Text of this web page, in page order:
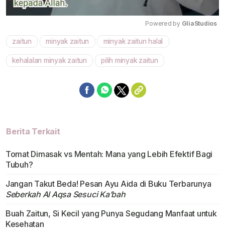
Powered by GliaStudios
zaitun minyak zaitun minyak zaitun halal
kehalalan minyak zaitun pilih minyak zaitun
Berita Terkait
Tomat Dimasak vs Mentah: Mana yang Lebih Efektif Bagi
Tubuh?
Jangan Takut Beda! Pesan Ayu Aida di Buku Terbarunya
Seberkah Al Aqsa Sesuci Ka’bah
Buah Zaitun, Si Kecil yang Punya Segudang Manfaat untuk
Kesehatan